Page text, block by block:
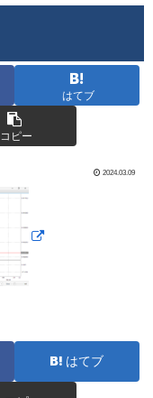
はてブ
コピー
2024.03.09
はてブ